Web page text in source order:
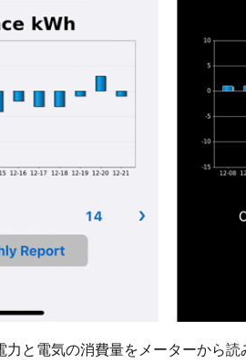
力と電気の消費量をメーターから